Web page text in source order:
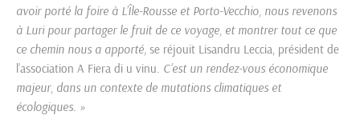
avoir porté la foire à L’Île-Rousse et Porto-Vecchio, nous revenons
à Luri pour partager le fruit de ce voyage, et montrer tout ce que
ce chemin nous a apporté, se réjouit Lisandru Leccia, président de
l’association A Fiera di u vinu. C’est un rendez-vous économique
majeur, dans un contexte de mutations climatiques et
écologiques. »